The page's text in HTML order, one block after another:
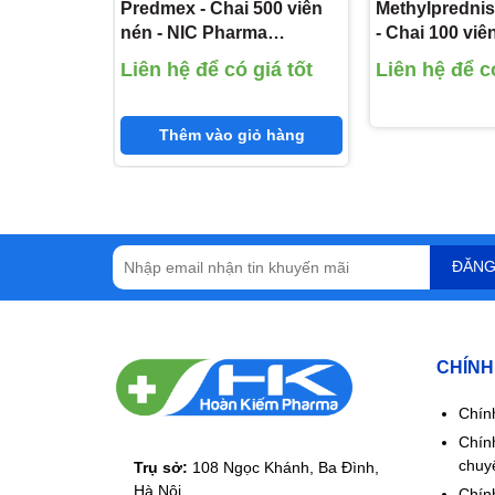
Predmex - Chai 500 viên
nén - NIC Pharma
(Dexamethason 0,5 mg)
Liên hệ để có giá tốt
Thêm vào giỏ hàng
- Chai 100
Pharma
Liên hệ để
Trụ sở: 108 Ngọc Khánh, Ba Đình,
Hà Nội